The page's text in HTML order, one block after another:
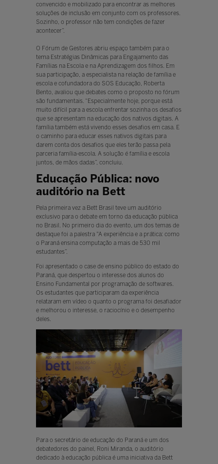
convencido e mobilizado para encontrar as melhores
soluções de inclusão em conjunto com os professores.
Sozinho, o professor não tem condições de fazer
acontecer”.
O Fórum de Gestores abriu espaço também para o
tema Estratégias Dinâmicas para Engajamento das
Famílias na Escola e na Aprendizagem dos filhos. Em
sua participação, a especialista na relação de família e
escola e cofundadora do SOS Educação, Roberta
Bento, avaliou que debates como o proposto no fórum
são fundamentais. “Especialmente hoje, porque está
muito difícil para a escola enfrentar sozinha os desafios
que se apresentam na educação dos nativos digitais. A
família também está vivendo esses desafios em casa. E
o caminho para educar esses nativos digitais para
darem conta dos desafios que eles terão passa pela
parceria família-escola. A solução é família e escola
juntos, de mãos dadas”, concluiu.
Educação Pública: novo
auditório na Bett
Pela primeira vez a Bett Brasil teve um auditório
exclusivo para o debate em torno da educação pública
no Brasil. No primeiro dia do evento, um dos temas de
destaque foi a palestra "A experiência e a prática: como
o Paraná ensina computação a mais de 530 mil
estudantes”.
Foi apresentado o case de ensino público do estado do
Paraná, que despertou o interesse dos alunos do
Ensino Fundamental por programação de softwares.
Os estudantes que participaram da experiência
relataram em vídeo o quanto o programa foi desafiador
e melhorou o interesse, o raciocínio e o desempenho
deles.
Para o secretário de educação do Paraná e um dos
debatedores do painel, Roni Miranda, o auditório
dedicado à educação pública é uma iniciativa da Bett